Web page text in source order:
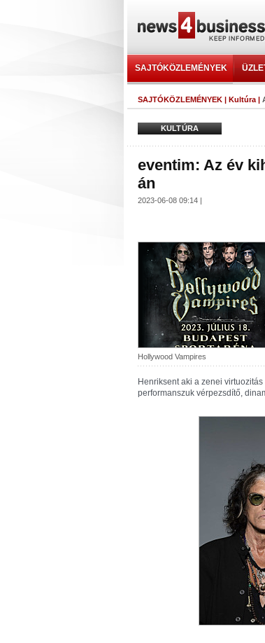
SAJTÓKÖZLEMÉNYEK
SAJTÓKÖZLEMÉNYEK | Kultúra |
KULTÚRA
eventim: Az év
án
2023-06-08 09:14 |
Hollywood Vampires
Henriksent aki a zenei
performanszuk vérpezsdítő,